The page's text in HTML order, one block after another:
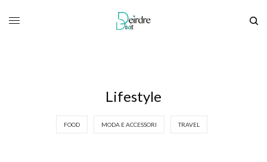
Lifestyle
FOOD MODA E ACCESSORI TRAVEL